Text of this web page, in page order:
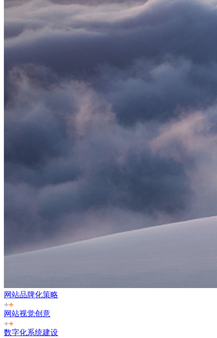
网站品牌化策略
网站视觉创意
数字化系统建设